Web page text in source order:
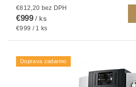
€812,20 bez DPH
€999/ ks
€999 / 1 ks
Doprava zadarmo